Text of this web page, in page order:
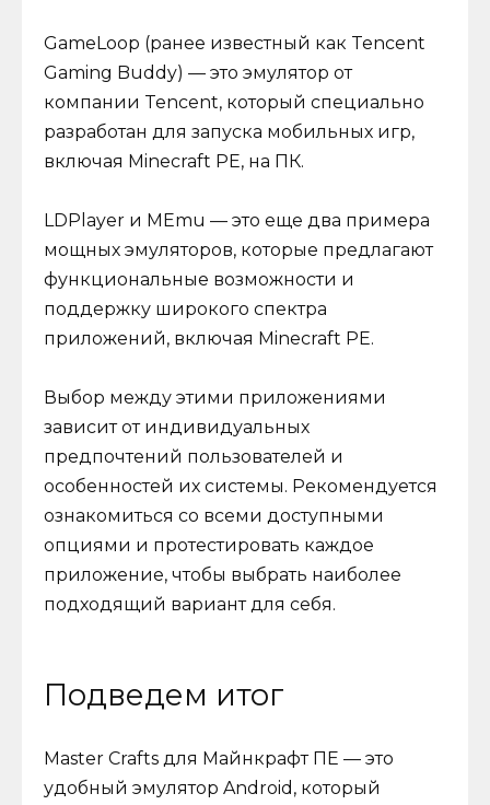
GameLoop (ранее известный как Tencent
Gaming Buddy) — это эмулятор от
компании Tencent, который специально
разработан для запуска мобильных игр,
включая Minecraft PE, на ПК.
LDPlayer и MEmu — это еще два примера
мощных эмуляторов, которые предлагают
функциональные возможности и
поддержку широкого спектра
приложений, включая Minecraft PE.
Выбор между этими приложениями
зависит от индивидуальных
предпочтений пользователей и
особенностей их системы. Рекомендуется
ознакомиться со всеми доступными
опциями и протестировать каждое
приложение, чтобы выбрать наиболее
подходящий вариант для себя.
Подведем итог
Master Crafts для Майнкрафт ПЕ — это
удобный эмулятор Android, который